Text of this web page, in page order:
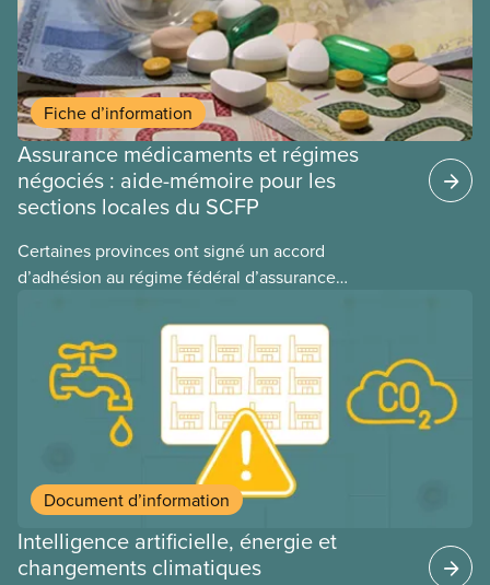
Fiche d’information
Assurance médicaments et régimes
négociés : aide-mémoire pour les
sections locales du SCFP
Certaines provinces ont signé un accord
d’adhésion au régime fédéral d’assurance
ces provinces s’interrogent sur l’incidence que ce
régime pourrait avoir sur leurs avantages
sociaux actuels.
Document d’information
Intelligence artificielle, énergie et
changements climatiques